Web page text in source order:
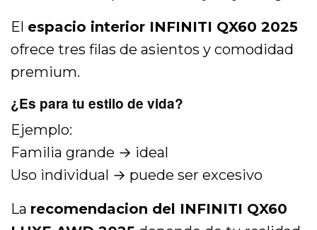
El espacio interior INFINITI QX60 2025
ofrece tres filas de asientos y comodidad
premium.
¿Es para tu estilo de vida?
Ejemplo:
Familia grande → ideal
Uso individual → puede ser excesivo
La recomendacion del INFINITI QX60